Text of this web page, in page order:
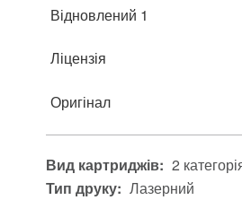
Відновлений 1
Ліцензія
Оригінал
Вид картриджів: 2
Тип друку: Лазерний